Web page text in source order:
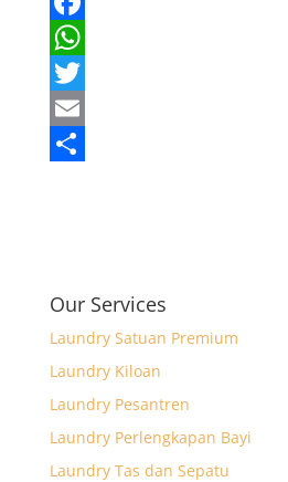
F
a
c
e
W
h
a
T
w
E
Our Services
Laundry Satuan Premium
Laundry Kiloan
Laundry Pesantren
Laundry Perlengkapan Bayi
Laundry Tas dan Sepatu